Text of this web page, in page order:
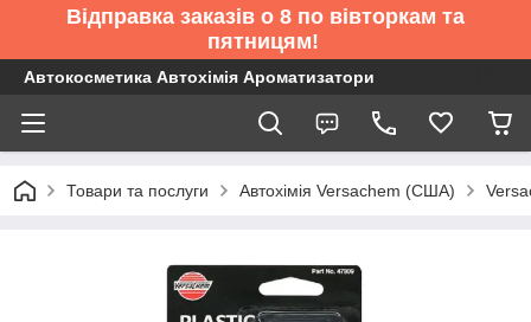
Відправка заказів о 8 по вівторкам та
пятницям!
Автокосметика Автохімія Ароматизатори
Товари та послуги Автохімія Versachem (США)